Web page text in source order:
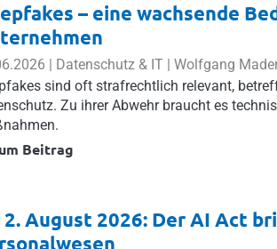
– eine wachsende
| Datenschutz & IT | Wolfgang
sind oft strafrechtlich relevant,
Zu ihrer Abwehr braucht es
Beitrag
2. August 2026: Der AI Act